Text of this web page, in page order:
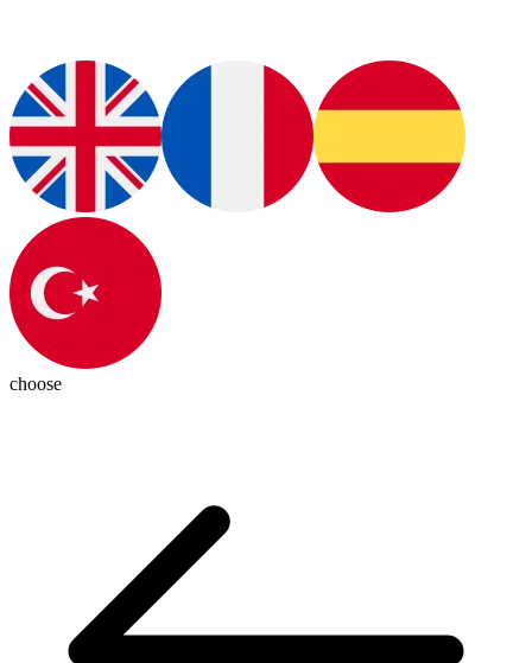
choose